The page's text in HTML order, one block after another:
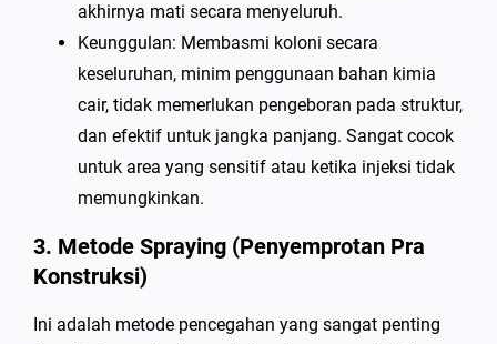
akhirnya mati secara menyeluruh.
Keunggulan: Membasmi koloni secara
keseluruhan, minim penggunaan bahan kimia
cair, tidak memerlukan pengeboran pada struktur,
dan efektif untuk jangka panjang. Sangat cocok
untuk area yang sensitif atau ketika injeksi tidak
memungkinkan.
3. Metode Spraying (Penyemprotan Pra
Konstruksi)
Ini adalah metode pencegahan yang sangat penting